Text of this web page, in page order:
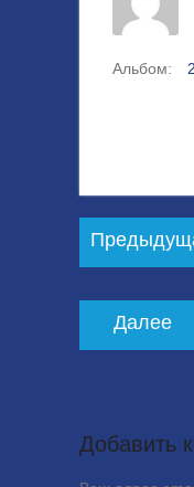
Альбом:
по
Далее
Добавить